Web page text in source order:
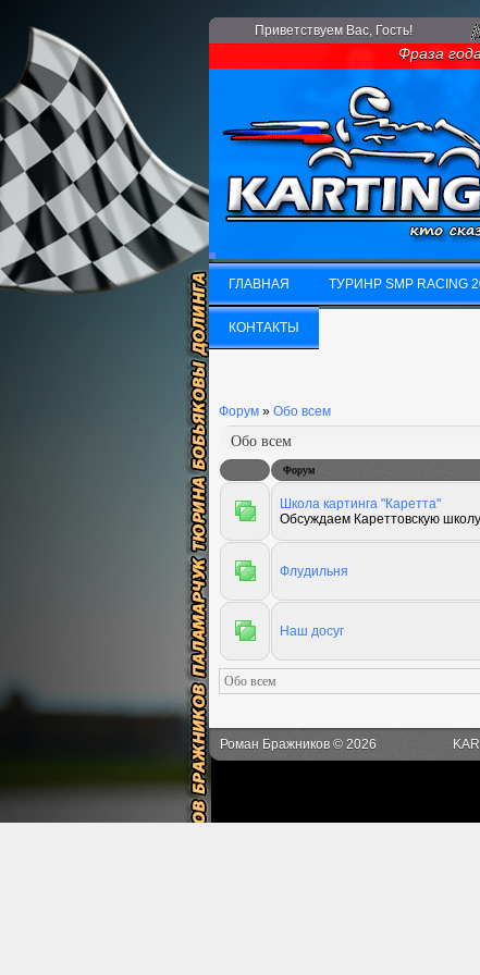
Приветствуем Вас, Гость!
Фраза
ГЛАВНАЯ
ГЛАВНАЯ
ТУРИНР SMP RACING
КОНТАКТЫ
Форум » Обо всем
Обо всем
Форум
Школа картинга "Каретта"
Обсуждаем Кареттовскую
Флудильня
Наш досуг
Роман Бражников © 2026